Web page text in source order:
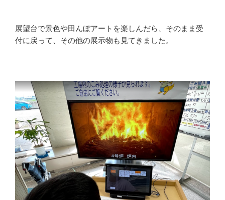
展望台で景色や田んぼアートを楽しんだら、そのまま受
付に戻って、その他の展示物も見てきました。